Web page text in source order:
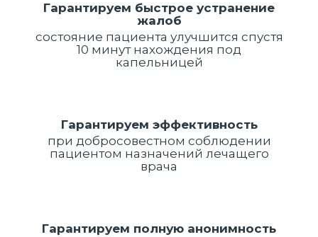
Гарантируем быстрое устранение
жалоб
состояние пациента улучшится спустя
10 минут нахождения под
капельницей
Гарантируем эффективность
при добросовестном соблюдении
пациентом назначений лечащего
врача
Гарантируем полную анонимность